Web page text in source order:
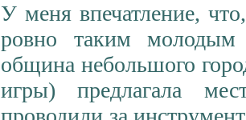
У меня впечатление,
ровно таким
община небольшого
игры) предлагала